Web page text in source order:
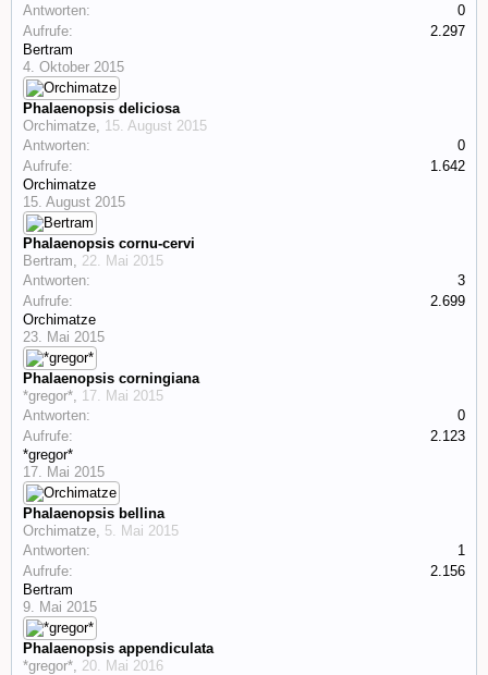
Antworten:
0
Aufrufe:
2.297
Bertram
4. Oktober 2015
Phalaenopsis deliciosa
Orchimatze, 15. August 2015
Antworten:
0
Aufrufe:
1.642
Orchimatze
15. August 2015
Phalaenopsis cornu-cervi
Bertram, 22. Mai 2015
Antworten:
3
Aufrufe:
2.699
Orchimatze
23. Mai 2015
Phalaenopsis corningiana
*gregor*, 17. Mai 2015
Antworten:
0
Aufrufe:
2.123
*gregor*
17. Mai 2015
Phalaenopsis bellina
Orchimatze, 5. Mai 2015
Antworten:
1
Aufrufe:
2.156
Bertram
9. Mai 2015
Phalaenopsis appendiculata
*gregor*, 20. Mai 2016